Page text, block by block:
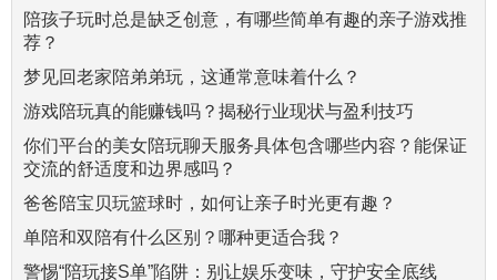
陪孩子玩时总是缺乏创意，有哪些简单有趣的亲子游戏推
荐？
梦见回老家陪弟弟玩，这通常意味着什么？
游戏陪玩真的能赚钱吗？揭秘行业现状与盈利技巧
你们平台的美女陪玩聊天服务具体包含哪些内容？能保证
交流的舒适度和边界感吗？
爸爸陪宝贝玩篮球时，如何让亲子时光更有趣？
单陪和双陪有什么区别？哪种更适合我？
警惕“陪玩接S单”陷阱：别让娱乐变味，守护安全底线